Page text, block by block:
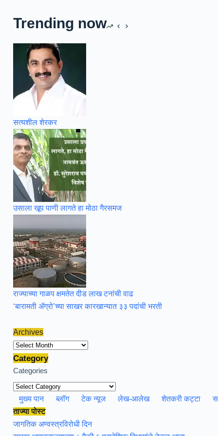
Trending now
सत्यशील शेरकर
उसाला खूप पाणी लागते हा मोठा गैरसमज
राज्याच्या गाळप क्षमतेत दीड लाख टनांची वाढ
‘बारामती ॲग्रो’च्या साखर कारखान्यात ३३ पदांची भरती
Archives
Archives
Category
Categories
मुख्य पान ब्लॉग टेक न्यूज लेख-आलेख शेतकरी कट्टा
ताज्या पोस्ट
जागतिक अण्वस्त्रविरोधी दिन